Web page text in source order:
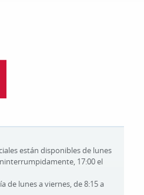
están disponibles de lunes
17:00 el
de lunes a viernes, de 8:15 a